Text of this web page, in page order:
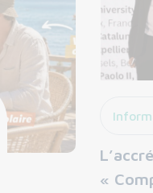
«